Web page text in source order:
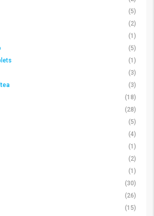
(5)
(2)
(1)
(5)
(1)
(3)
(3)
(18)
(28)
(5)
(4)
(1)
(2)
(1)
(30)
(26)
(15)